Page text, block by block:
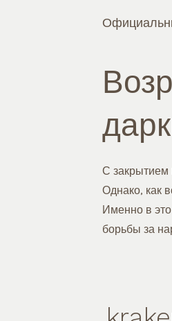
С закрытием
Однако, как
Именно в это
борьбы за